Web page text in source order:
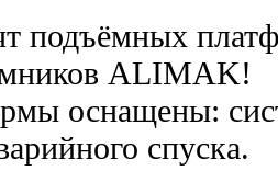
подъёмных
ALIMAK!
оснащены:
спуска.